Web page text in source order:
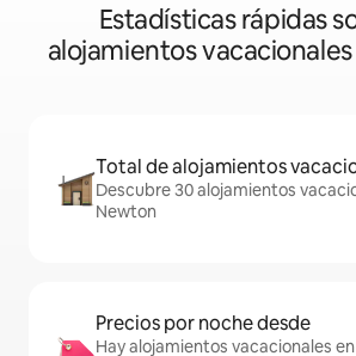
Estadísticas rápidas
alojamientos
Total de alojamientos
Descubre 30 alojamientos
Newton
Precios por noche desde
Hay alojamientos vacacionales